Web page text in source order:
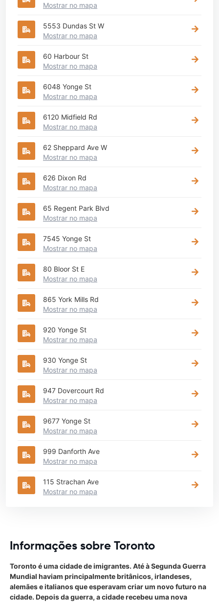
Mostrar no mapa
5553 Dundas St W
Mostrar no mapa
60 Harbour St
Mostrar no mapa
6048 Yonge St
Mostrar no mapa
6120 Midfield Rd
Mostrar no mapa
62 Sheppard Ave W
Mostrar no mapa
626 Dixon Rd
Mostrar no mapa
65 Regent Park Blvd
Mostrar no mapa
7545 Yonge St
Mostrar no mapa
80 Bloor St E
Mostrar no mapa
865 York Mills Rd
Mostrar no mapa
920 Yonge St
Mostrar no mapa
930 Yonge St
Mostrar no mapa
947 Dovercourt Rd
Mostrar no mapa
9677 Yonge St
Mostrar no mapa
999 Danforth Ave
Mostrar no mapa
115 Strachan Ave
Mostrar no mapa
Informações sobre Toronto
Toronto é uma cidade de imigrantes. Até à Segunda Guerra
Mundial haviam principalmente britânicos, irlandeses,
alemães e italianos que esperavam criar um novo futuro na
cidade. Depois da guerra, a cidade recebeu uma nova